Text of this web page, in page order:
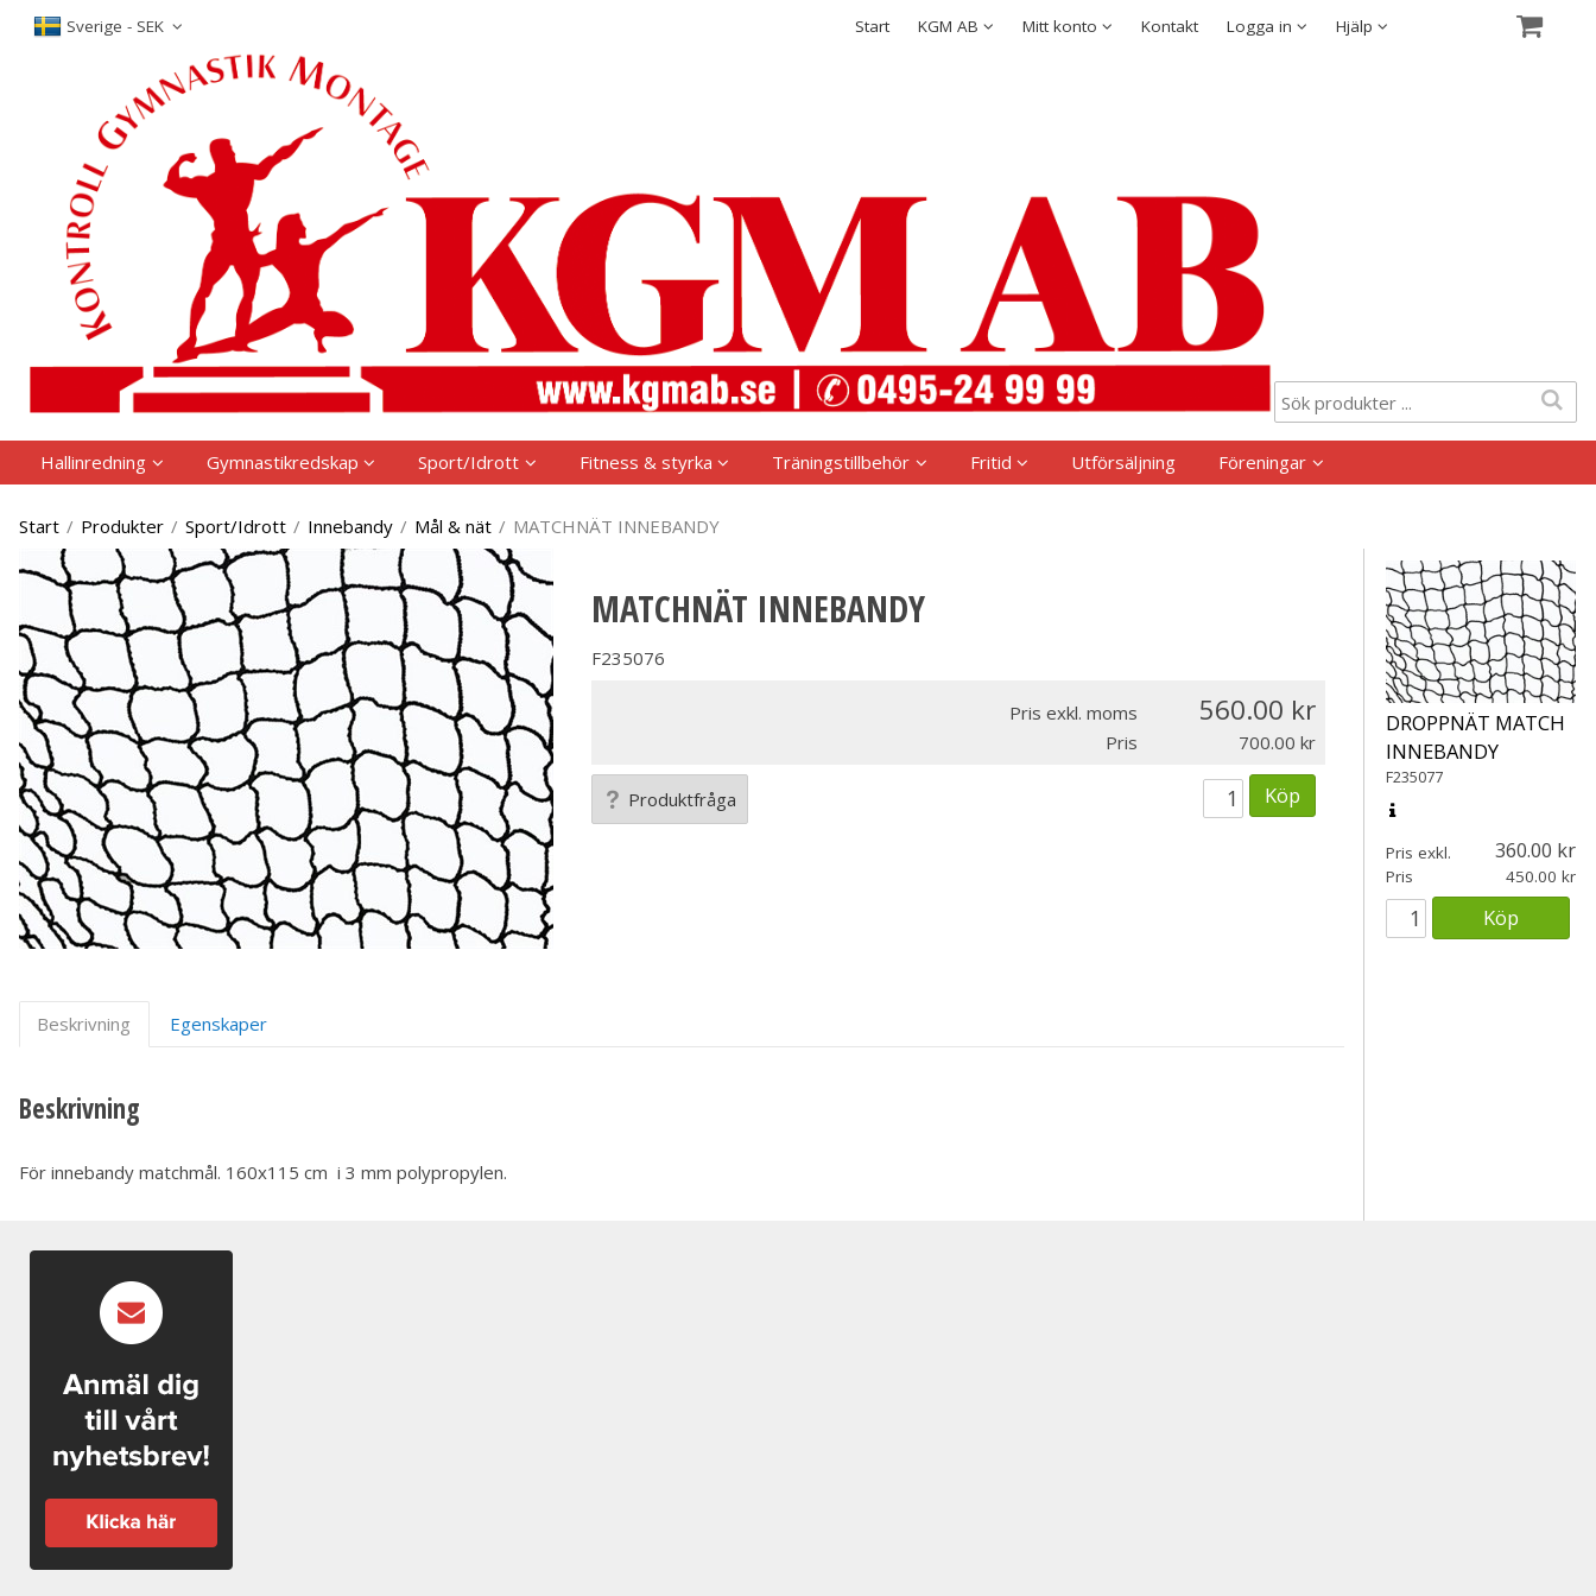
Sverige - SEK Start KGM AB
Integritetspolicy Mitt konto Kontakt Logga in
Kom ihåg mig
Glömt ditt lösenord?
Skapa nytt konto
Hjälp
Säkerhet & Cookies
Hallinredning Gymnastikredskap Sport/Idrott Fitness & styrka Träningstillbehör Fritid Utförsäljning Föreningar
Start / Produkter / Sport/Idrott / Innebandy / Mål & nät / MATCHNÄT INNEBANDY
MATCHNÄT INNEBANDY
F235076
Pris exkl. moms 560.00
Pris 700.00
Produktfråga Köp
Beskrivning Egenskaper
Beskrivning
För innebandy matchmål. 160x115 cm i 3 mm polypropylen.
DROPPNÄT MATCH
INNEBANDY
F235077
Pris exkl. 360.00
Pris 450.00
Köp